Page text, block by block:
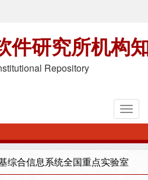
件研究所机构
Repository
综合信息系统全国重点实验室